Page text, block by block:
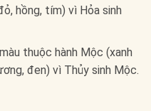
hồng, tím) vì Hỏa sinh
thuộc hành Mộc (xanh
đen) vì Thủy sinh Mộc.